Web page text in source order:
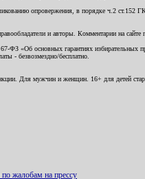
опровержения, в порядке ч.2 ст.152
и авторы. Комментарии на
«Об основных гарантиях избирательных
- безвозмездно/бесплатно.
Для мужчин и женщин. 16+ для детей